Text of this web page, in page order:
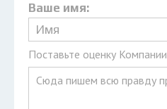
Ваше имя:
Поставьте оценку Компании